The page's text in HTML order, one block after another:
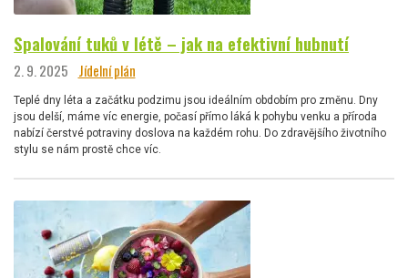
Spalování tuků v létě – jak na efektivní hubnutí
2. 9. 2025 Jídelní plán
Teplé dny léta a začátku podzimu jsou ideálním obdobím pro změnu. Dny
jsou delší, máme víc energie, počasí přímo láká k pohybu venku a příroda
nabízí čerstvé potraviny doslova na každém rohu. Do zdravějšího životního
stylu se nám prostě chce víc.